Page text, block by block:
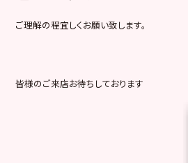
ご理解の程宜しくお願い致します。
皆様のご来店お待ちしております